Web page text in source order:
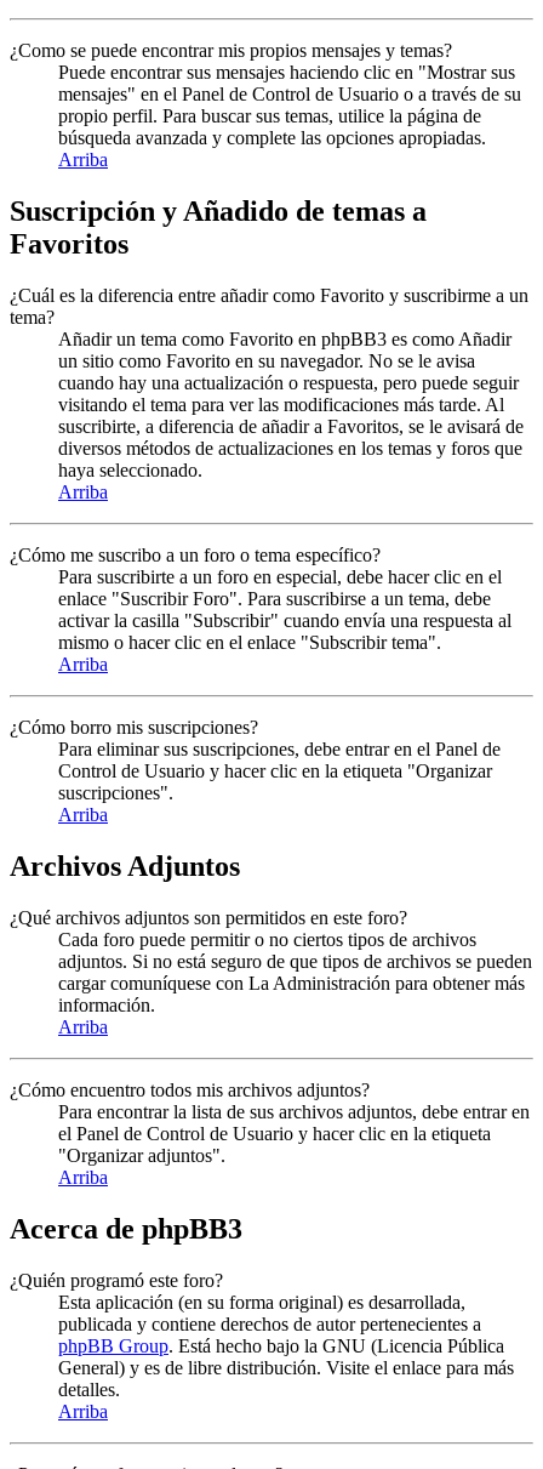
¿Como se puede encontrar mis propios mensajes y temas?
Puede encontrar sus mensajes haciendo clic en "Mostrar sus
mensajes" en el Panel de Control de Usuario o a través de su
propio perfil. Para buscar sus temas, utilice la página de
búsqueda avanzada y complete las opciones apropiadas.
Arriba
Suscripción y Añadido de temas a
Favoritos
¿Cuál es la diferencia entre añadir como Favorito y suscribirme a un
tema?
Añadir un tema como Favorito en phpBB3 es como Añadir
un sitio como Favorito en su navegador. No se le avisa
cuando hay una actualización o respuesta, pero puede seguir
visitando el tema para ver las modificaciones más tarde. Al
suscribirte, a diferencia de añadir a Favoritos, se le avisará de
diversos métodos de actualizaciones en los temas y foros que
haya seleccionado.
Arriba
¿Cómo me suscribo a un foro o tema específico?
Para suscribirte a un foro en especial, debe hacer clic en el
enlace "Suscribir Foro". Para suscribirse a un tema, debe
activar la casilla "Subscribir" cuando envía una respuesta al
mismo o hacer clic en el enlace "Subscribir tema".
Arriba
¿Cómo borro mis suscripciones?
Para eliminar sus suscripciones, debe entrar en el Panel de
Control de Usuario y hacer clic en la etiqueta "Organizar
suscripciones".
Arriba
Archivos Adjuntos
¿Qué archivos adjuntos son permitidos en este foro?
Cada foro puede permitir o no ciertos tipos de archivos
adjuntos. Si no está seguro de que tipos de archivos se pueden
cargar comuníquese con La Administración para obtener más
información.
Arriba
¿Cómo encuentro todos mis archivos adjuntos?
Para encontrar la lista de sus archivos adjuntos, debe entrar en
el Panel de Control de Usuario y hacer clic en la etiqueta
"Organizar adjuntos".
Arriba
Acerca de phpBB3
¿Quién programó este foro?
Esta aplicación (en su forma original) es desarrollada,
publicada y contiene derechos de autor pertenecientes a
phpBB Group. Está hecho bajo la GNU (Licencia Pública
General) y es de libre distribución. Visite el enlace para más
detalles.
Arriba